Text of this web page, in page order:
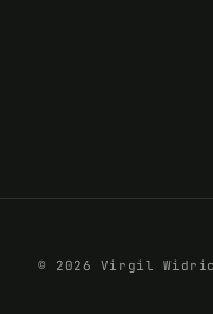
© 2026 Virgil